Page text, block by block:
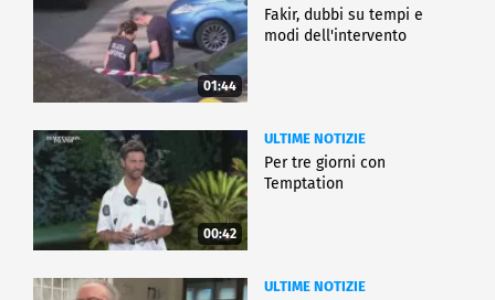
01:44
Fakir, dubbi su tempi e
modi dell'intervento
00:42
ULTIME NOTIZIE
Per tre giorni con
Temptation
ULTIME NOTIZIE